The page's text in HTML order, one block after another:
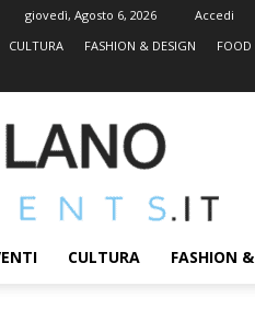
giovedì, Agosto 6, 2026
Accedi
CULTURA FASHION & DESIGN
MILANOEVENTS.IT
|
2.0
ed
Eventi
CULTURA FASHION